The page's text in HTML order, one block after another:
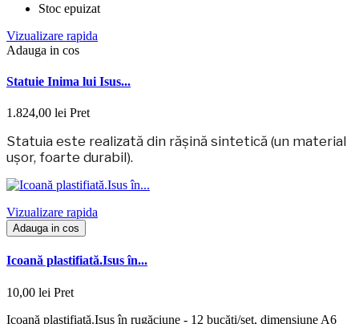
Stoc epuizat
Vizualizare rapida
Adauga in cos
Statuie Inima lui Isus...
1.824,00 lei Pret
Statuia este realizată din rășină sintetică (un material
ușor, foarte durabil).
Vizualizare rapida
Adauga in cos
Icoană plastifiată.Isus în...
10,00 lei Pret
Icoană plastifiată.Isus în rugăciune - 12 bucăți/set, dimensiune A6